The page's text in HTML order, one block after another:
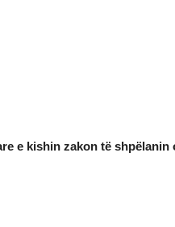
e kishin zakon të